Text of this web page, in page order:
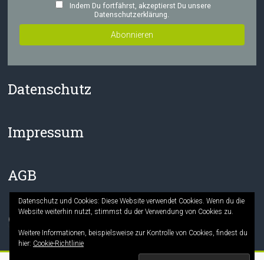
Indem Du fortfährst, akzeptierst Du unsere
Datenschutzerklärung.
Datenschutz
Impressum
AGB
Facebook
Instagram
Datenschutz und Cookies: Diese Website verwendet Cookies. Wenn du die
Website weiterhin nutzt, stimmst du der Verwendung von Cookies zu.
Weitere Informationen, beispielsweise zur Kontrolle von Cookies, findest du
hier: Cookie-Richtlinie